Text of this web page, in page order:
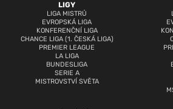
LIGY
LIGA MISTRŮ
EVROPSKÁ LIGA
KONFERENČNÍ LIGA
CHANCE LIGA (1. ČESKÁ LIGA)
PREMIER LEAGUE
LA LIGA
BUNDESLIGA
SERIE A
MISTROVSTVÍ SVĚTA